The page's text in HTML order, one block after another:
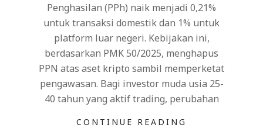
Penghasilan (PPh) naik menjadi 0,21%
untuk transaksi domestik dan 1% untuk
platform luar negeri. Kebijakan ini,
berdasarkan PMK 50/2025, menghapus
PPN atas aset kripto sambil memperketat
pengawasan. Bagi investor muda usia 25-
40 tahun yang aktif trading, perubahan
CONTINUE READING